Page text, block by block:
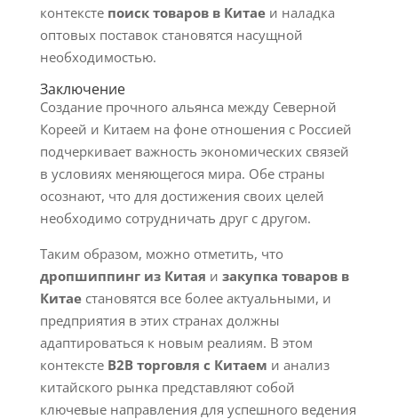
контексте поиск товаров в Китаеи наладка
оптовых поставок становятся насущной
необходимостью.
Заключение
Создание прочного альянса между Северной
Кореей и Китаем на фоне отношения с Россией
подчеркивает важность экономических связей
в условиях меняющегося мира. Обе страны
осознают, что для достижения своих целей
необходимо сотрудничать друг с другом.
Таким образом, можно отметить, что
дропшиппинг из Китая и закупка товаров в
Китаестановятся все более актуальными, и
предприятия в этих странах должны
адаптироваться к новым реалиям. В этом
контексте B2B торговля с Китаем и анализ
китайского рынка представляют собой
ключевые направления для успешного ведения